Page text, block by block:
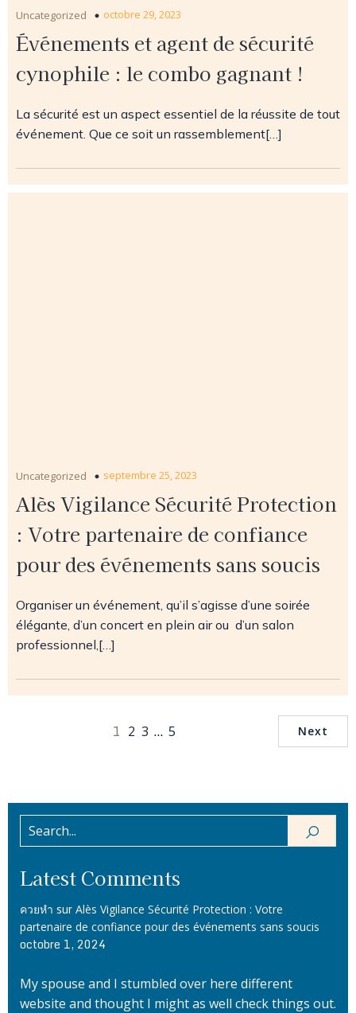
Uncategorized octobre 29, 2023
Événements et agent de sécurité
cynophile : le combo gagnant !
La sécurité est un aspect essentiel de la réussite de tout
événement. Que ce soit un rassemblement[…]
Uncategorized septembre 25, 2023
Alès Vigilance Sécurité Protection
: Votre partenaire de confiance
pour des événements sans soucis
Organiser un événement, qu’il s’agisse d’une soirée
élégante, d’un concert en plein air ou d’un salon
professionnel,[…]
1 2 3 … 5 Next
Latest Comments
ควยหำ sur Alès Vigilance Sécurité Protection : Votre
partenaire de confiance pour des événements sans soucis
octobre 1, 2024
My spouse and I stumbled over here different
website and thought I might as well check things out.